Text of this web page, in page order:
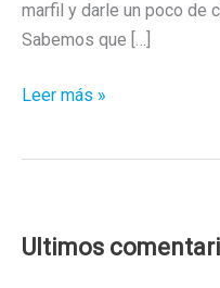
marfil y darle un poco de
Sabemos que […]
Por
»Supongamos
Leer más »
Ultimos